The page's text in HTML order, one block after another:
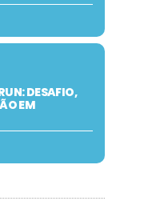
DESAFIO,
EM